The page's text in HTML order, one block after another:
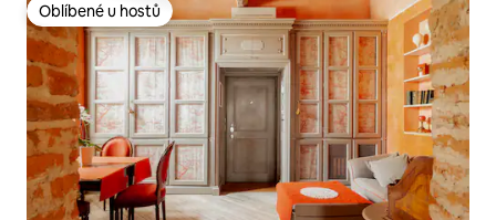
Oblíbené u hostů
Oblíbené u hostů